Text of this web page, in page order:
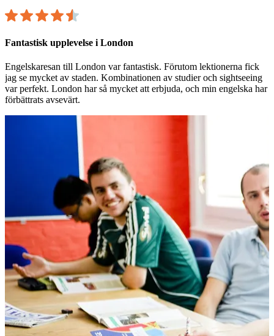
Fantastisk upplevelse i London
Engelskaresan till London var fantastisk. Förutom lektionerna fick
jag se mycket av staden. Kombinationen av studier och sightseeing
var perfekt. London har så mycket att erbjuda, och min engelska har
förbättrats avsevärt.